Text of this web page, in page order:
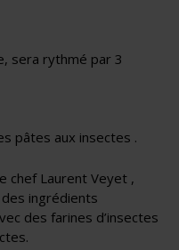
sera rythmé par 3
pâtes aux insectes .
chef Laurent Veyet ,
ingrédients
des farines d’insectes